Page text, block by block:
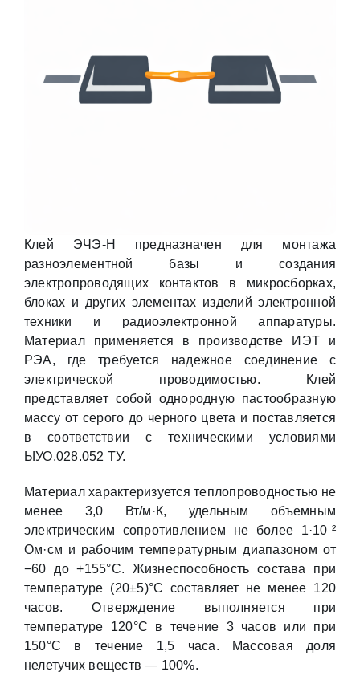
Клей ЭЧЭ-Н предназначен для монтажа
разноэлементной базы и создания
электропроводящих контактов в микросборках,
блоках и других элементах изделий электронной
техники и радиоэлектронной аппаратуры.
Материал применяется в производстве ИЭТ и
РЭА, где требуется надежное соединение с
электрической проводимостью. Клей
представляет собой однородную пастообразную
массу от серого до черного цвета и поставляется
в соответствии с техническими условиями
ЫУО.028.052 ТУ.
Материал характеризуется теплопроводностью не
менее 3,0 Вт/м·К, удельным объемным
электрическим сопротивлением не более 1·10⁻²
Ом·см и рабочим температурным диапазоном от
−60 до +155°С. Жизнеспособность состава при
температуре (20±5)°С составляет не менее 120
часов. Отверждение выполняется при
температуре 120°С в течение 3 часов или при
150°С в течение 1,5 часа. Массовая доля
нелетучих веществ — 100%.